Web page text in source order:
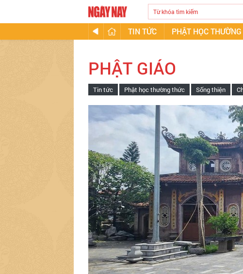
TIN TỨC PHẬT HỌC
PHẬT GIÁO
Tin tức Phật học thường thức Sống thiện